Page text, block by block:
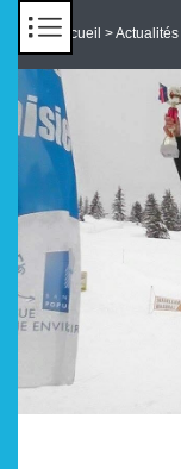
Accueil >Actualités